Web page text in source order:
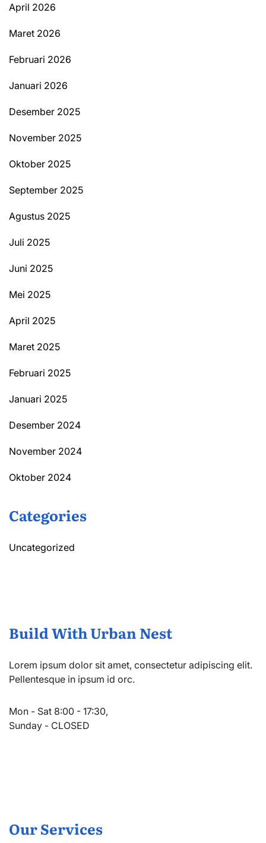
April 2026
Maret 2026
Februari 2026
Januari 2026
Desember 2025
November 2025
Oktober 2025
September 2025
Agustus 2025
Juli 2025
Juni 2025
Mei 2025
April 2025
Maret 2025
Februari 2025
Januari 2025
Desember 2024
November 2024
Oktober 2024
Categories
Uncategorized
Build With Urban Nest
Lorem ipsum dolor sit amet, consectetur adipiscing elit.
Pellentesque in ipsum id orc.
Mon - Sat 8:00 - 17:30,
Sunday - CLOSED
Our Services